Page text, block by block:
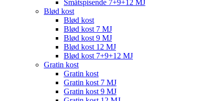
Småtspisende 7+9+12 MJ
Blød kost
Blød kost
Blød kost 7 MJ
Blød kost 9 MJ
Blød kost 12 MJ
Blød kost 7+9+12 MJ
Gratin kost
Gratin kost
Gratin kost 7 MJ
Gratin kost 9 MJ